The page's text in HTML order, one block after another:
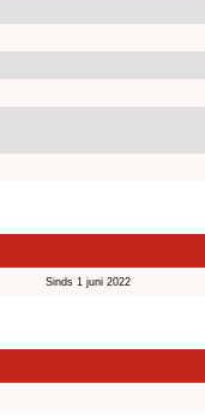
Sinds 1 juni 2022